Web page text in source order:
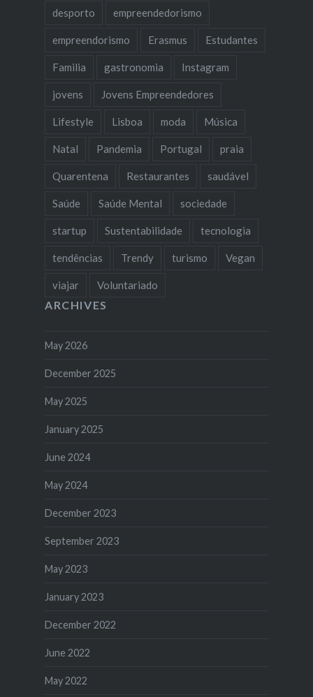
desporto empreendedorismo
empreendorismo Erasmus Estudantes
Familia gastronomia Instagram
jovens Jovens Empreendedores
Lifestyle Lisboa moda Música
Natal Pandemia Portugal praia
Quarentena Restaurantes saudável
Saúde Saúde Mental sociedade
startup Sustentabilidade tecnologia
tendências Trendy turismo Vegan
viajar Voluntariado
ARCHIVES
May 2026
December 2025
May 2025
January 2025
June 2024
May 2024
December 2023
September 2023
May 2023
January 2023
December 2022
June 2022
May 2022